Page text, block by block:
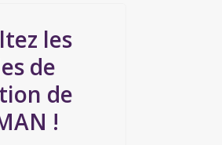
les
de
de
!